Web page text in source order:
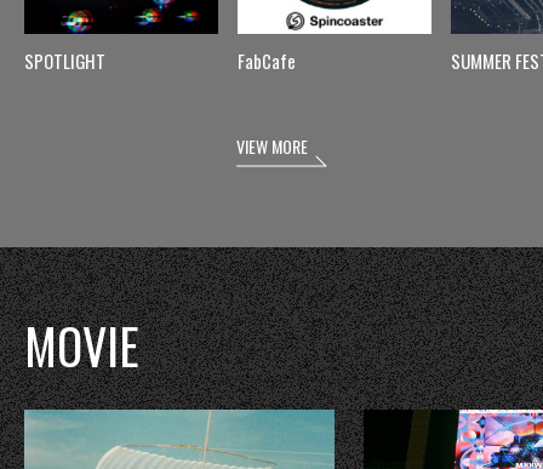
SPOTLIGHT FabCafe SUMMER
VIEW MORE
MOVIE